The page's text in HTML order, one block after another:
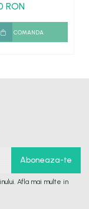
RON
COMANDA
Afla mai multe in